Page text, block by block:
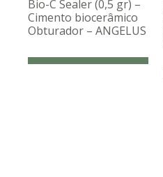
Bio-C Sealer (0,5 gr) –
Cimento biocerâmico
Obturador – ANGELUS